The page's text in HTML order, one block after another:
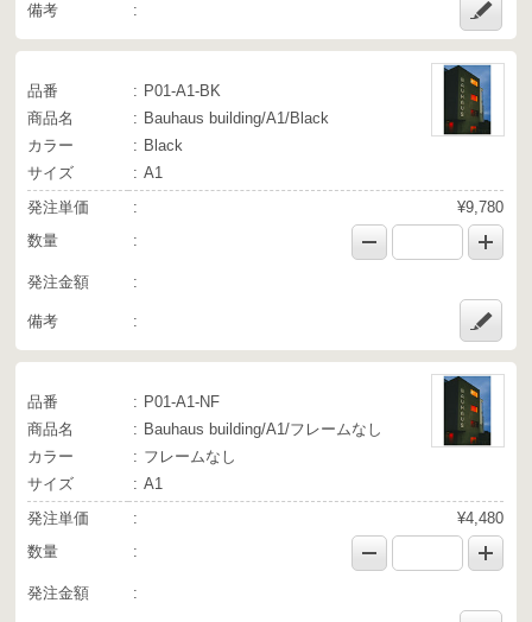
備考
品番
P01-A1-BK
商品名
Bauhaus building/A1/Black
カラー
Black
サイズ
A1
発注単価
¥9,780
数量
発注金額
備考
品番
P01-A1-NF
商品名
Bauhaus building/A1/フレームなし
カラー
フレームなし
サイズ
A1
発注単価
¥4,480
数量
発注金額